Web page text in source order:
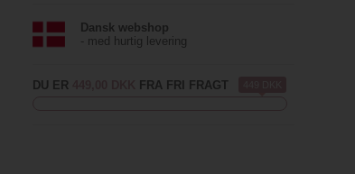
Dansk webshop
- med hurtig levering
DU ER FRA FRI FRAGT